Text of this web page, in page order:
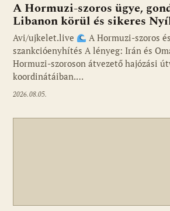
A Hormuzi-szoros ügye,
Libanon körül és sikeres
Avi/ujkelet.live
A Hormuzi-szoros
szankcióenyhítés A lényeg: Irán és
Hormuzi-szoroson átvezető hajózási
koordinátáiban.…
2026.08.05.